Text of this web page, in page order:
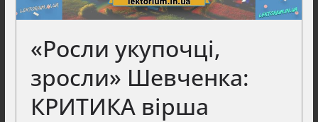
«Росли укупочці,
зросли» Шевченка:
КРИТИКА вірша